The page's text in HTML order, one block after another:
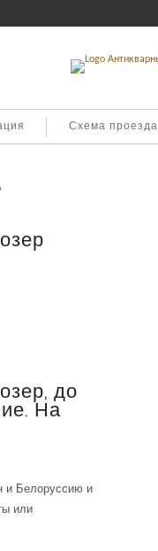
Схема проезда
до
На
и Белоруссию и
или